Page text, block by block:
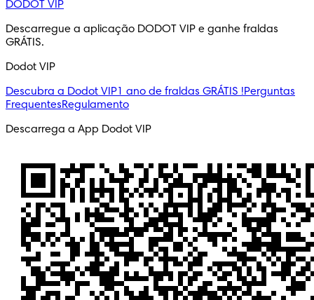
DODOT VIP
Descarregue a aplicação DODOT VIP e ganhe fraldas
GRÁTIS.
Dodot VIP
Descubra a Dodot VIP1 ano de fraldas GRÁTIS !Perguntas
FrequentesRegulamento
Descarrega a App Dodot VIP